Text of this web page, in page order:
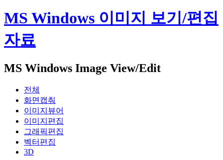
MS Windows 이미지 보기/편집
자료
MS Windows Image View/Edit
전체
화면캡춰
이미지뷰어
이미지편집
그래픽편집
벡터편집
3D